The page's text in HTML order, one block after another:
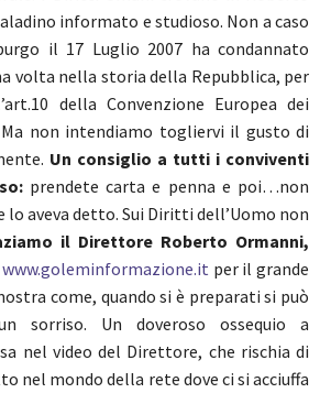
informato e studioso. Non a caso
il 17 Luglio 2007 ha condannato
volta nella storia della Repubblica, per
della Convenzione Europea dei
non intendiamo togliervi il gusto di
Un consiglio a tutti i conviventi
prendete carta e penna e poi…non
lo aveva detto. Sui Diritti dell’Uomo non
il Direttore Roberto Ormanni,
www.goleminformazione.it per il grande
come, quando si è preparati si può
sorriso. Un doveroso ossequio a
nel video del Direttore, che rischia di
nel mondo della rete dove ci si acciuffa